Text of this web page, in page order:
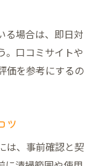
る場合は、即日対
。口コミサイトや
価を参考にするの
ツ
は、事前確認と契